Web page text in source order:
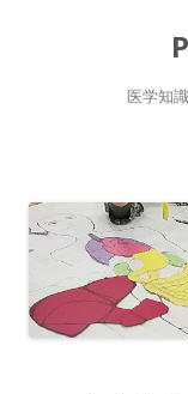
医学知